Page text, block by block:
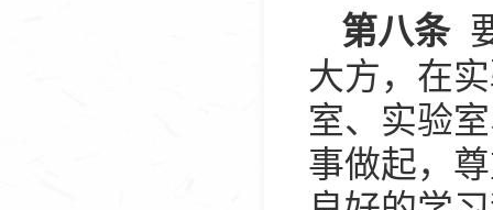
第八条
大方，在
室、实验
事做起，